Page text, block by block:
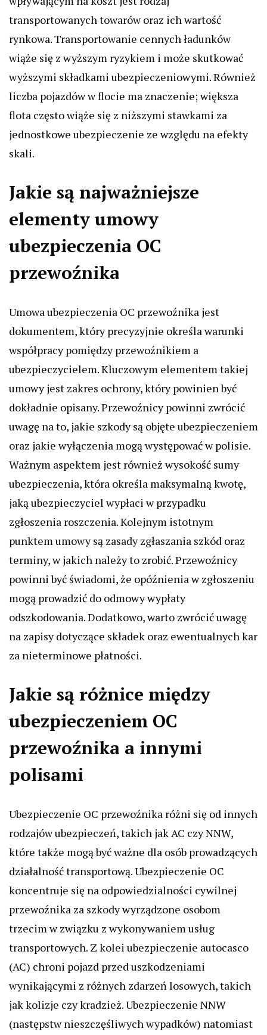
transportowanych towarów oraz ich wartość
rynkowa. Transportowanie cennych ładunków
wiąże się z wyższym ryzykiem i może skutkować
wyższymi składkami ubezpieczeniowymi. Również
liczba pojazdów w flocie ma znaczenie; większa
flota często wiąże się z niższymi stawkami za
jednostkowe ubezpieczenie ze względu na efekty
skali.
Jakie są najważniejsze
elementy umowy
ubezpieczenia OC
przewoźnika
Umowa ubezpieczenia OC przewoźnika jest
dokumentem, który precyzyjnie określa warunki
współpracy pomiędzy przewoźnikiem a
ubezpieczycielem. Kluczowym elementem takiej
umowy jest zakres ochrony, który powinien być
dokładnie opisany. Przewoźnicy powinni zwrócić
uwagę na to, jakie szkody są objęte ubezpieczeniem
oraz jakie wyłączenia mogą występować w polisie.
Ważnym aspektem jest również wysokość sumy
ubezpieczenia, która określa maksymalną kwotę,
jaką ubezpieczyciel wypłaci w przypadku
zgłoszenia roszczenia. Kolejnym istotnym
punktem umowy są zasady zgłaszania szkód oraz
terminy, w jakich należy to zrobić. Przewoźnicy
powinni być świadomi, że opóźnienia w zgłoszeniu
mogą prowadzić do odmowy wypłaty
odszkodowania. Dodatkowo, warto zwrócić uwagę
na zapisy dotyczące składek oraz ewentualnych kar
za nieterminowe płatności.
Jakie są różnice między
ubezpieczeniem OC
przewoźnika a innymi
polisami
Ubezpieczenie OC przewoźnika różni się od innych
rodzajów ubezpieczeń, takich jak AC czy NNW,
które także mogą być ważne dla osób prowadzących
działalność transportową. Ubezpieczenie OC
koncentruje się na odpowiedzialności cywilnej
przewoźnika za szkody wyrządzone osobom
trzecim w związku z wykonywaniem usług
transportowych. Z kolei ubezpieczenie autocasco
(AC) chroni pojazd przed uszkodzeniami
wynikającymi z różnych zdarzeń losowych, takich
jak kolizje czy kradzież. Ubezpieczenie NNW
(następstw nieszczęśliwych wypadków) natomiast